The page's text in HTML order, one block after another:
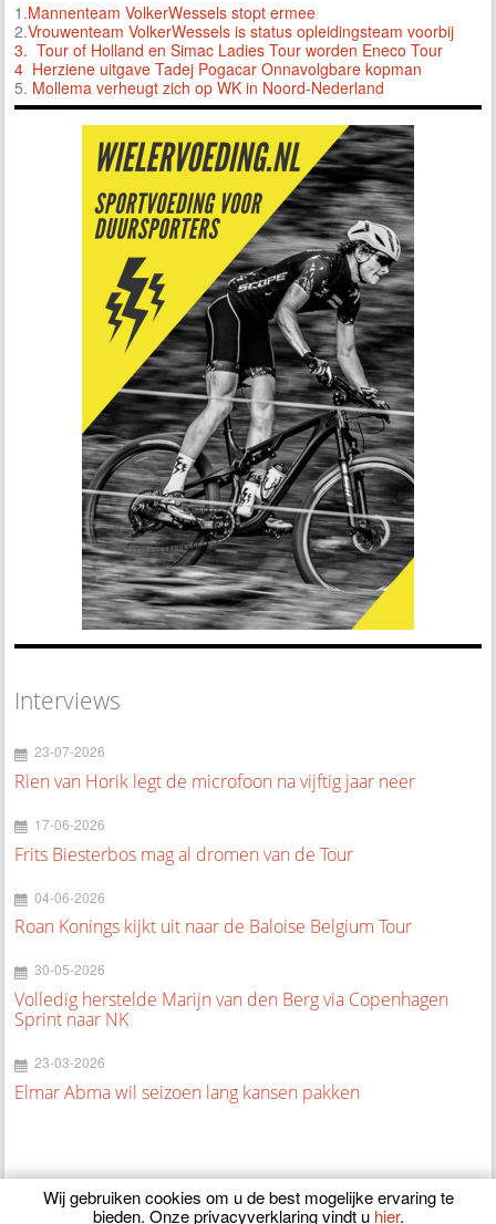
1.Mannenteam VolkerWessels stopt ermee
2.Vrouwenteam VolkerWessels is status opleidingsteam voorbij
3. Tour of Holland en Simac Ladies Tour worden Eneco Tour
4 Herziene uitgave Tadej Pogacar Onnavolgbare kopman
5. Mollema verheugt zich op WK in Noord-Nederland
Interviews
23-07-2026
Rien van Horik legt de microfoon na vijftig jaar neer
17-06-2026
Frits Biesterbos mag al dromen van de Tour
04-06-2026
Roan Konings kijkt uit naar de Baloise Belgium Tour
30-05-2026
Volledig herstelde Marijn van den Berg via Copenhagen
Sprint naar NK
23-03-2026
Elmar Abma wil seizoen lang kansen pakken
Wij gebruiken cookies om u de best mogelijke ervaring te
bieden. Onze privacyverklaring vindt u hier.